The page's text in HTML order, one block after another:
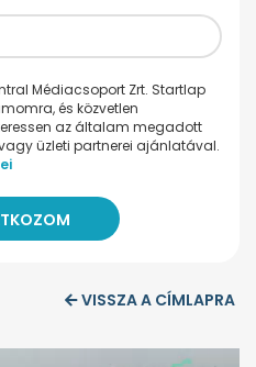
Médiacsoport Zrt. Startlap
és közvetlen
az általam megadott
üzleti partnerei ajánlatával.
VISSZA A CÍMLAPRA